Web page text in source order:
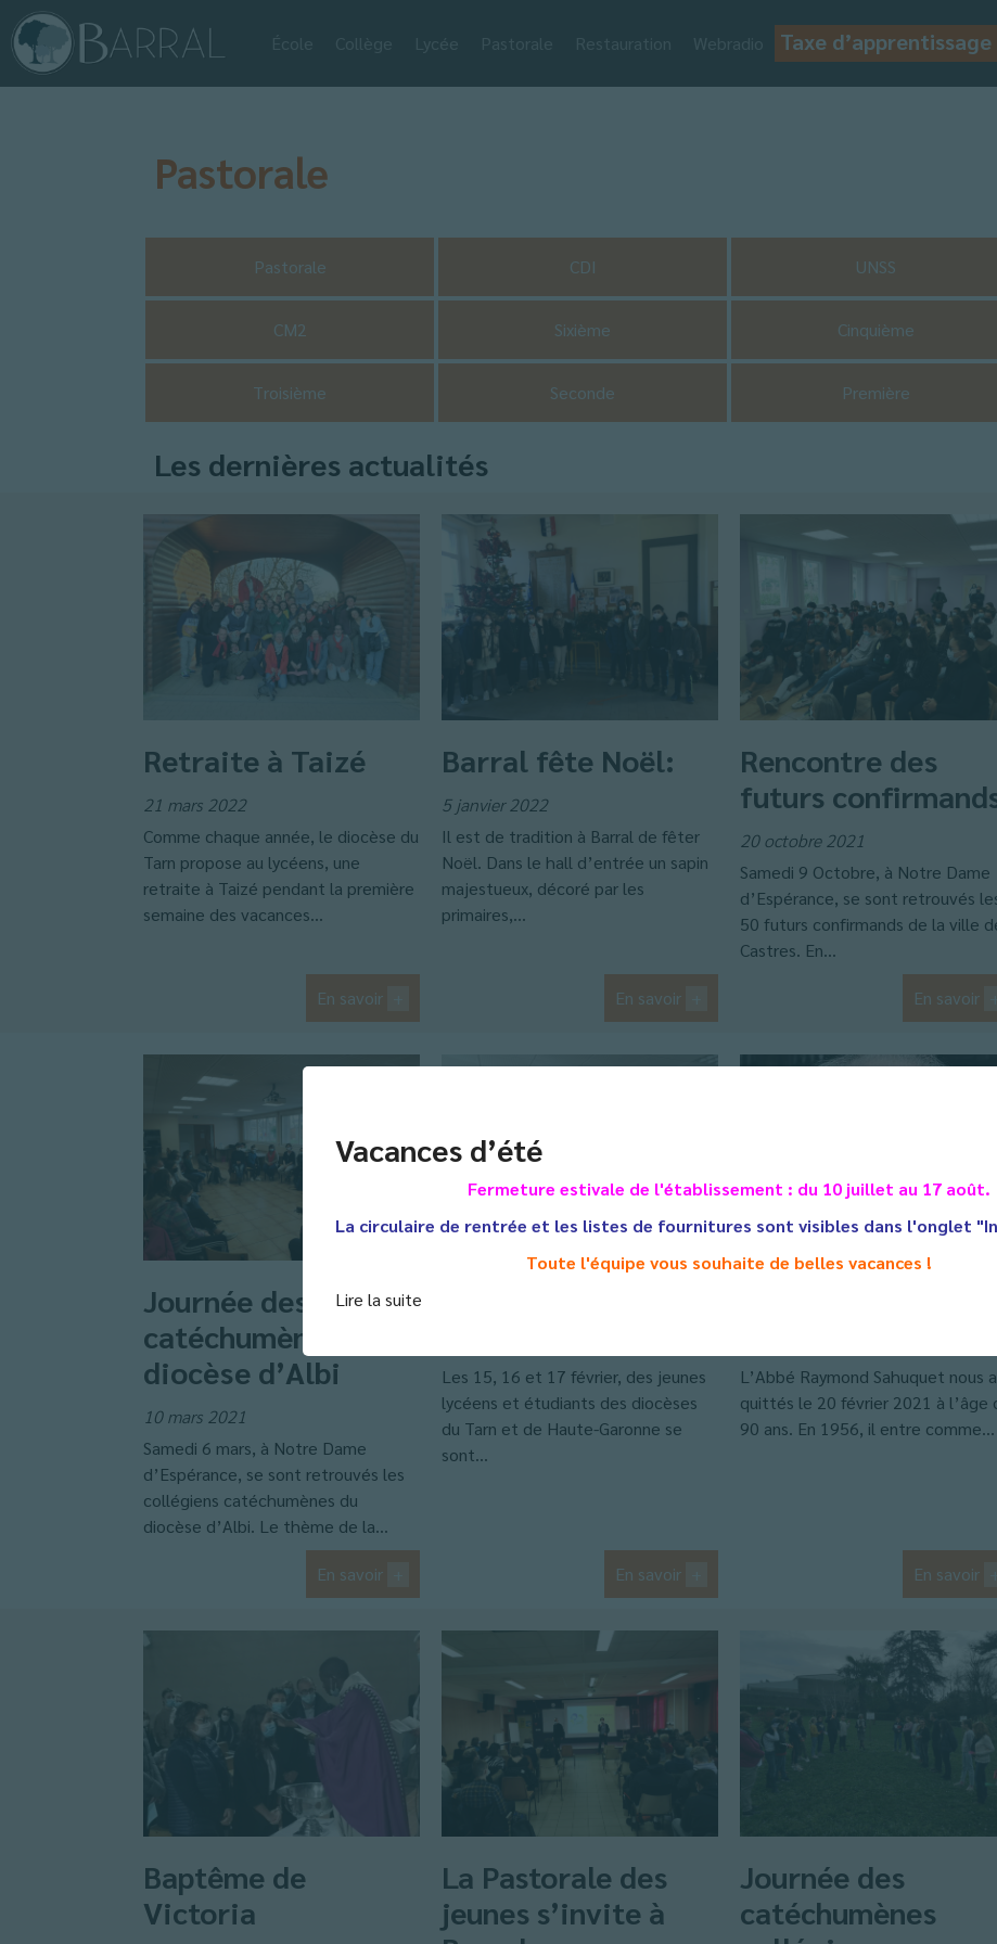
Vacances d’été
Fermeture estivale de l'établissement : du 10 juillet au 17 août.
La circulaire de rentrée et les listes de fournitures sont visibles dans l'onglet
Toute l'équipe vous souhaite de belles vacances !
Lire la suite
Taxe d’apprentissage
Pastorale
Pastorale CDI UNSS
CM2 Sixième Cinquième
Troisième Seconde Première
Les dernières actualités
Retraite à Taizé
21 mars 2022
Comme chaque année, le diocèse du
Tarn propose au lycéens, une
retraite à Taizé pendant la première
semaine des vacances...
En savoir
Barral fête Noël:
5 janvier 2022
Il est de tradition à Barral de fêter
Noël. Dans le hall d’entrée un sapin
majestueux, décoré par les
primaires,...
En savoir
Rencontre des
futurs
20 octobre 2021
Samedi 9 Octobre, à Notre Dame
d’Espérance, se sont retrouvés
50 futurs confirmands de la ville
Castres. En...
En savoir
Journée des
catéchumènes du
diocèse d’Albi
10 mars 2021
Samedi 6 mars, à Notre Dame
d’Espérance, se sont retrouvés les
collégiens catéchumènes du
diocèse d’Albi. Le thème de la...
En savoir
Les 15, 16 et 17 février, des jeunes
lycéens et étudiants des diocèses
du Tarn et de Haute-Garonne se
sont...
En savoir
L’Abbé Raymond Sahuquet nous a
quittés le 20 février 2021 à l’âge
90 ans. En 1956, il entre comme...
En savoir
Baptême de
Victoria
La Pastorale des
jeunes s’invite à
Journée des
catéchumènes